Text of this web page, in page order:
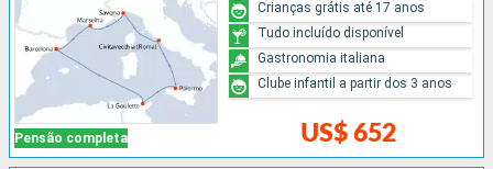
Pensão completa US$ 652
Crianças grátis até 17 anos
Tudo incluído disponível
Gastronomia italiana
Clube infantil a partir dos 3 anos